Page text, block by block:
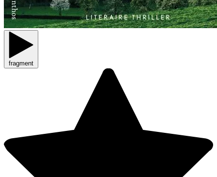
fragment